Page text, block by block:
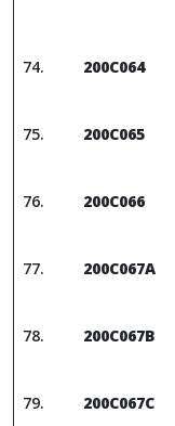
200C064
200C065
200C066
200C067A
200C067B
200C067C